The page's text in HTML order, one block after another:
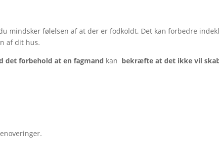
mindsker følelsen af at der er fodkoldt. Det kan forbedre
af dit hus.
det forbehold at en fagmand kan bekræfte at det ikke vil